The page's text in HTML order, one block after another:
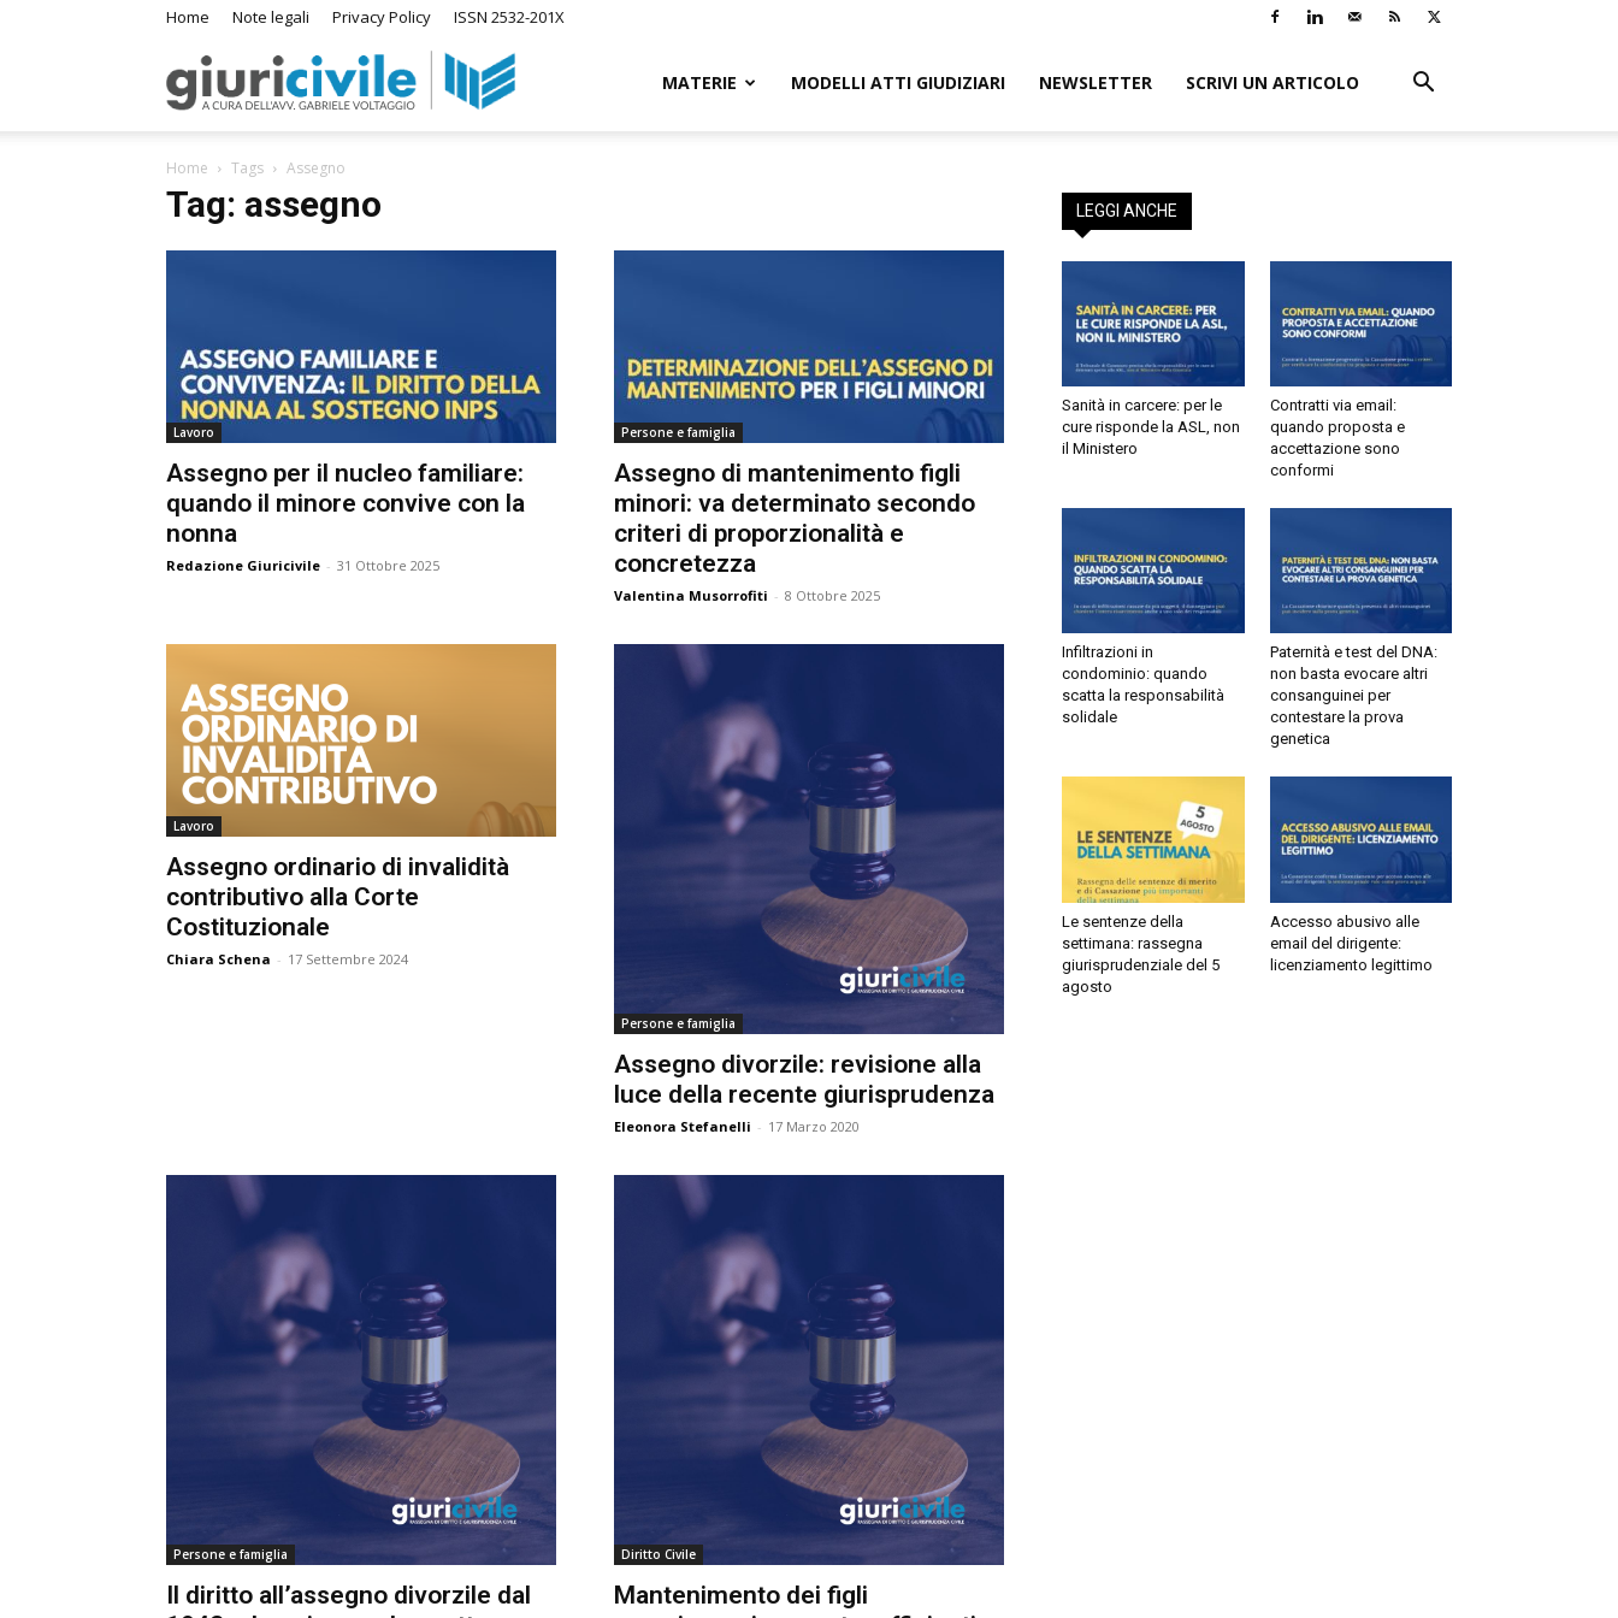
Home Note legali Privacy Policy ISSN 2532-201X
GiuriCivile.it
di
Diritto
MATERIE MODELLI ATTI GIUDIZIARI NEWSLETTER SCRIVI UN ARTICOLO
Home Tags Assegno
Tag: assegno
Lavoro
Assegno per il nucleo familiare:
quando il minore convive con la
nonna
Redazione Giuricivile - 31 Ottobre 2025
Persone e famiglia
Assegno di mantenimento figli
minori: va determinato secondo
criteri di proporzionalità e
concretezza
Valentina Musorrofiti - 8 Ottobre 2025
Lavoro
Assegno ordinario di invalidità
contributivo alla Corte
Costituzionale
Chiara Schena - 17 Settembre 2024
Persone e famiglia
Assegno divorzile: revisione alla
luce della recente giurisprudenza
Eleonora Stefanelli - 17 Marzo 2020
Persone e famiglia
Il diritto all’assegno divorzile dal
Diritto Civile
Mantenimento dei figli
LEGGI ANCHE
Sanità in carcere: per le
cure risponde la ASL, non
il Ministero
Contratti via email:
quando proposta e
accettazione sono
conformi
Infiltrazioni in
condominio: quando
scatta la responsabilità
solidale
Paternità e test del DNA:
non basta evocare altri
consanguinei per
contestare la prova
genetica
Le sentenze della
settimana: rassegna
giurisprudenziale del 5
agosto
Accesso abusivo alle
email del dirigente:
licenziamento legittimo
Autorizzo l’invio di comunicazioni a scopo commerciale e di
marketing nei limiti indicati nell’informativa
Autorizzo Non autorizzo